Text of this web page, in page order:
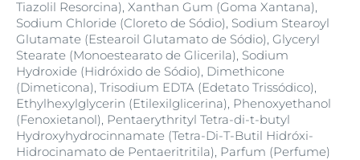
Tiazolil Resorcina), Xanthan Gum (Goma Xantana),
Sodium Chloride (Cloreto de Sódio), Sodium Stearoyl
Glutamate (Estearoil Glutamato de Sódio), Glyceryl
Stearate (Monoestearato de Glicerila), Sodium
Hydroxide (Hidróxido de Sódio), Dimethicone
(Dimeticona), Trisodium EDTA (Edetato Trissódico),
Ethylhexylglycerin (Etilexilglicerina), Phenoxyethanol
(Fenoxietanol), Pentaerythrityl Tetra-di-t-butyl
Hydroxyhydrocinnamate (Tetra-Di-T-Butil Hidróxi-
Hidrocinamato de Pentaeritritila), Parfum (Perfume)